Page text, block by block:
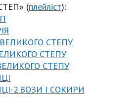
(плейліст):
СТЕПУ
СТЕПУ
СТЕПУ
2.ВОЗИ І СОКИРИ